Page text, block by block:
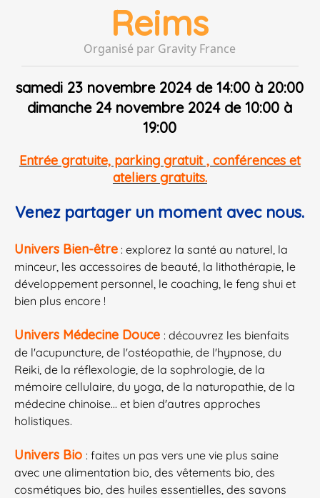
Reims
Organisé par Gravity France
samedi 23 novembre 2024 de 14:00 à 20:00
dimanche 24 novembre 2024 de 10:00 à
19:00
​Entrée gratuite, parking gratuit , conférences et
ateliers gratuits.
Venez partager un moment avec nous.
Univers Bien-être : explorez la santé au naturel, la
minceur, les accessoires de beauté, la lithothérapie, le
développement personnel, le coaching, le feng shui et
bien plus encore !
Univers Médecine Douce : découvrez les bienfaits
de l'acupuncture, de l'ostéopathie, de l'hypnose, du
Reiki, de la réflexologie, de la sophrologie, de la
mémoire cellulaire, du yoga, de la naturopathie, de la
médecine chinoise... et bien d'autres approches
holistiques.
Univers Bio : faites un pas vers une vie plus saine
avec une alimentation bio, des vêtements bio, des
cosmétiques bio, des huiles essentielles, des savons